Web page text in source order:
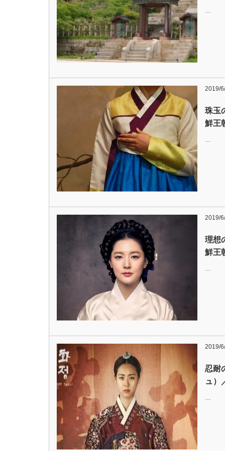
…
2019/
珠玉
鮮王
…
2019/
理想
鮮王
…
2019/
忍耐
ュ）
…